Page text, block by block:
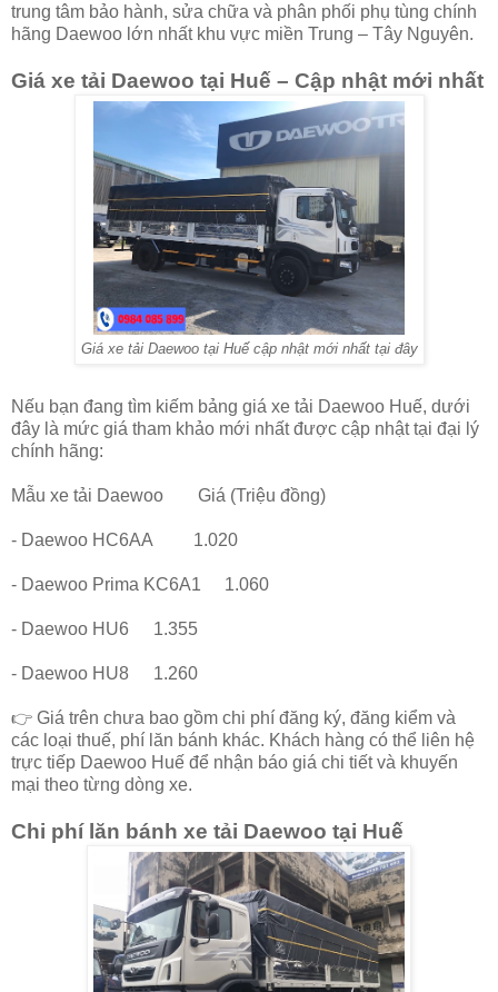
trung tâm bảo hành, sửa chữa và phân phối phụ tùng chính
hãng Daewoo lớn nhất khu vực miền Trung – Tây Nguyên.
Giá xe tải Daewoo tại Huế – Cập nhật mới nhất
Giá xe tải Daewoo tại Huế cập nhật mới nhất tại đây
Nếu bạn đang tìm kiếm bảng giá xe tải Daewoo Huế, dưới
đây là mức giá tham khảo mới nhất được cập nhật tại đại lý
chính hãng:
Mẫu xe tải Daewoo Giá (Triệu đồng)
- Daewoo HC6AA 1.020
- Daewoo Prima KC6A1 1.060
- Daewoo HU6 1.355
- Daewoo HU8 1.260
👉 Giá trên chưa bao gồm chi phí đăng ký, đăng kiểm và
các loại thuế, phí lăn bánh khác. Khách hàng có thể liên hệ
trực tiếp Daewoo Huế để nhận báo giá chi tiết và khuyến
mại theo từng dòng xe.
Chi phí lăn bánh xe tải Daewoo tại Huế